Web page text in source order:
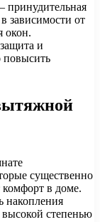
принудительная
зависимости от
окон.
и
повысить
существенно
в доме.
накопления
степенью